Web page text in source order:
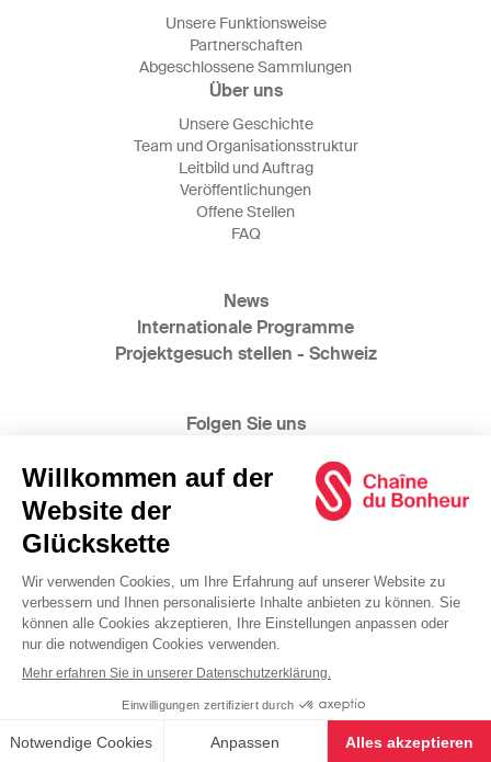
Unsere Funktionsweise
Partnerschaften
Abgeschlossene Sammlungen
Über uns
Unsere Geschichte
Team und Organisationsstruktur
Leitbild und Auftrag
Veröffentlichungen
Offene Stellen
FAQ
News
Internationale Programme
Projektgesuch stellen - Schweiz
Folgen Sie uns
@2025 Glückskette
www.catena-della-solidarieta.ch
Allgemeine Geschäftsbedingungen
Datenschutzerklärung
Impressum